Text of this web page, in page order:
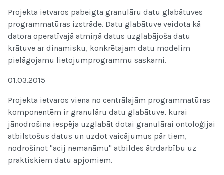
Projekta ietvaros pabeigta granulāru datu glabātuves
programmatūras izstrāde. Datu glabātuve veidota kā
datora operatīvajā atmiņā datus uzglabājoša datu
krātuve ar dinamisku, konkrētajam datu modelim
pielāgojamu lietojumprogrammu saskarni.
01.03.2015
Projekta ietvaros viena no centrālajām programmatūras
komponentēm ir granulāru datu glabātuve, kurai
jānodrošina iespēja uzglabāt dotai granulārai ontoloģijai
atbilstošus datus un uzdot vaicājumus pār tiem,
nodrošinot "acij nemanāmu" atbildes ātrdarbību uz
praktiskiem datu apjomiem.